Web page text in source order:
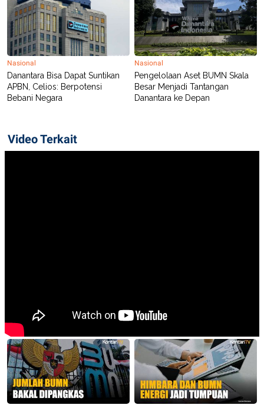
Nasional
Danantara Bisa Dapat Suntikan
APBN, Celios: Berpotensi
Bebani Negara
Nasional
Pengelolaan Aset BUMN Skala
Besar Menjadi Tantangan
Danantara ke Depan
Video Terkait